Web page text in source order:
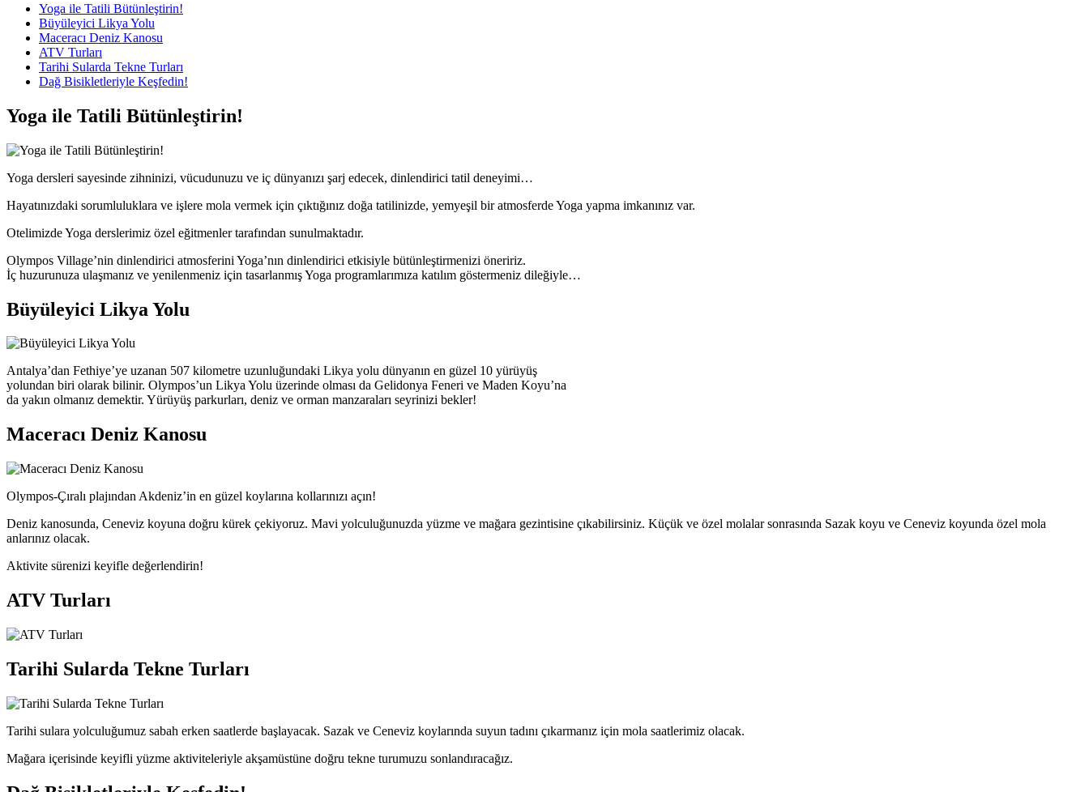
Yoga ile Tatili Bütünleştirin!
Büyüleyici Likya Yolu
Maceracı Deniz Kanosu
ATV Turları
Tarihi Sularda Tekne Turları
Dağ Bisikletleriyle Keşfedin!
Yoga ile Tatili Bütünleştirin!
Yoga dersleri sayesinde zihninizi, vücudunuzu ve iç dünyanızı şarj edecek, dinlendirici tatil deneyimi…
Hayatınızdaki sorumluluklara ve işlere mola vermek için çıktığınız doğa tatilinizde, yemyeşil bir atmosferde Yoga yapma imkanınız var.
Otelimizde Yoga derslerimiz özel eğitmenler tarafından sunulmaktadır.
Olympos Village’nin dinlendirici atmosferini Yoga’nın dinlendirici etkisiyle bütünleştirmenizi öneririz.
İç huzurunuza ulaşmanız ve yenilenmeniz için tasarlanmış Yoga programlarımıza katılım göstermeniz dileğiyle…
Büyüleyici Likya Yolu
Antalya’dan Fethiye’ye uzanan 507 kilometre uzunluğundaki Likya yolu dünyanın en güzel 10 yürüyüş
yolundan biri olarak bilinir. Olympos’un Likya Yolu üzerinde olması da Gelidonya Feneri ve Maden Koyu’na
da yakın olmanız demektir. Yürüyüş parkurları, deniz ve orman manzaraları seyrinizi bekler!
Maceracı Deniz Kanosu
Olympos-Çıralı plajından Akdeniz’in en güzel koylarına kollarınızı açın!
Deniz kanosunda, Ceneviz koyuna doğru kürek çekiyoruz. Mavi yolculuğunuzda yüzme ve mağara gezintisine çıkabilirsiniz. Küçük ve özel molalar sonrasında Sazak koyu ve Ceneviz koyunda özel mola
anlarınız olacak.
Aktivite sürenizi keyifle değerlendirin!
ATV Turları
Tarihi Sularda Tekne Turları
Tarihi sulara yolculuğumuz sabah erken saatlerde başlayacak. Sazak ve Ceneviz koylarında suyun tadını çıkarmanız için mola saatlerimiz olacak.
Mağara içerisinde keyifli yüzme aktiviteleriyle akşamüstüne doğru tekne turumuzu sonlandıracağız.